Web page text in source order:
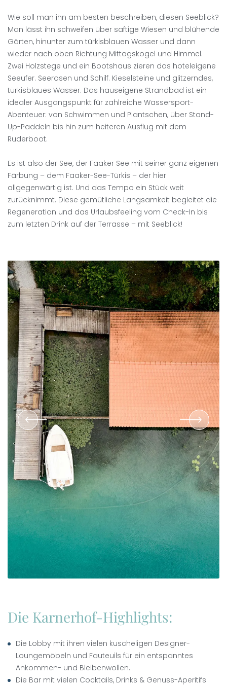
Wie soll man ihn am besten beschreiben, diesen Seeblick?
Man lässt ihn schweifen über saftige Wiesen und blühende
Gärten, hinunter zum türkisblauen Wasser und dann
wieder nach oben Richtung Mittagskogel und Himmel.
Zwei Holzstege und ein Bootshaus zieren das hoteleigene
Seeufer. Seerosen und Schilf. Kieselsteine und glitzerndes,
türkisblaues Wasser. Das hauseigene Strandbad ist ein
idealer Ausgangspunkt für zahlreiche Wassersport-
Abenteuer: von Schwimmen und Plantschen, über Stand-
Up-Paddeln bis hin zum heiteren Ausflug mit dem
Ruderboot.
Es ist also der See, der Faaker See mit seiner ganz eigenen
Färbung – dem Faaker-See-Türkis – der hier
allgegenwärtig ist. Und das Tempo ein Stück weit
zurücknimmt. Diese gemütliche Langsamkeit begleitet die
Regeneration und das Urlaubsfeeling vom Check-In bis
zum letzten Drink auf der Terrasse – mit Seeblick!
Die Karnerhof-Highlights:
Die Lobby mit ihren vielen kuscheligen Designer-
Loungemöbeln und Fauteuils für ein entspanntes
Ankommen- und Bleibenwollen.
Die Bar mit vielen Cocktails, Drinks & Genuss-Aperitifs